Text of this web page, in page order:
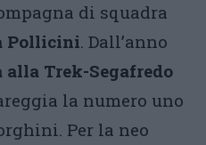
di squadra
Pollicini. Dall’anno
alla Trek-Segafredo
la numero uno
Per la neo